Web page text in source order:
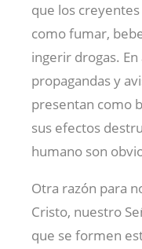
que los
como fumar,
ingerir drogas. En
propagandas y
presentan como
sus efectos
humano son
Otra razón para
Cristo, nuestro
que se formen